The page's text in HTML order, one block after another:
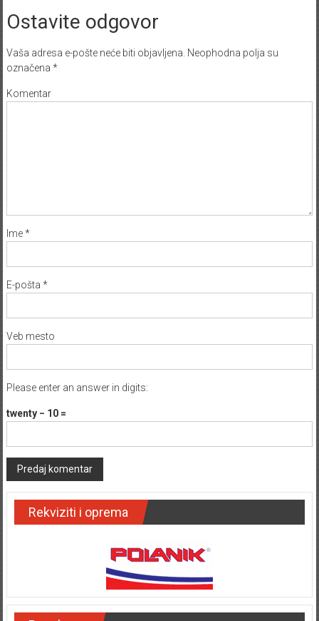
Ostavite odgovor
Vaša adresa e-pošte neće biti objavljena. Neophodna polja su
označena *
Komentar
Ime*
E-pošta *
Veb mesto
Please enter an answer in digits:
twenty − 10 =
Rekviziti i oprema